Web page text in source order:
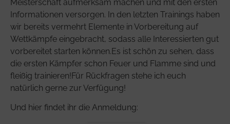
Meisterschaft aufmerksam machen und mit den ersten
Informationen versorgen. In den letzten Trainings haben
wir bereits vermehrt Elemente in Vorbereitung auf
Wettkämpfe eingebracht, sodass alle Interessierten gut
vorbereitet starten können.Es ist schön zu sehen, dass
die ersten Kämpfer schon Feuer und Flamme sind und
fleißig trainieren!Für Rückfragen stehe ich euch
natürlich gerne zur Verfügung!
Und hier findet ihr die Anmeldung: